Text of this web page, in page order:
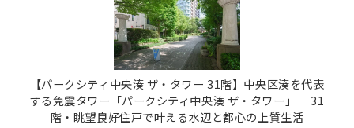
【パークシティ中央湊 ザ・タワー 31階】中央区湊を代表
する免震タワー「パークシティ中央湊 ザ・タワー」― 31
階・眺望良好住戸で叶える水辺と都心の上質生活